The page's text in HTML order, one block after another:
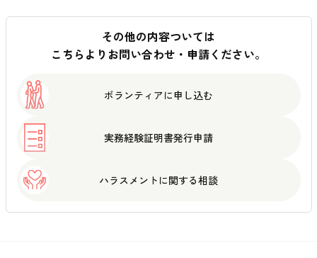
その他の内容ついては
こちらよりお問い合わせ・申請ください。
ボランティアに申し込む
実務経験証明書発行申請
ハラスメントに関する相談